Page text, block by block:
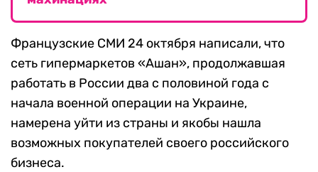
Французские СМИ 24 октября написали, что
сеть гипермаркетов «Ашан», продолжавшая
работать в России два с половиной года с
начала военной операции на Украине,
намерена уйти из страны и якобы нашла
возможных покупателей своего российского
бизнеса.